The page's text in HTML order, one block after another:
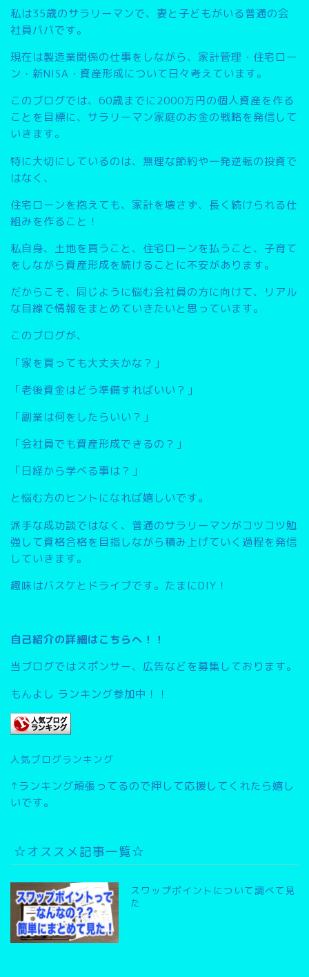
私は35歳のサラリーマンで、妻と子どもがいる普通の会
社員パパです。
現在は製造業関係の仕事をしながら、家計管理・住宅ロー
ン・新NISA・資産形成について日々考えています。
このブログでは、 60歳までに2000万円の個人資産を作る
こと を目標に、サラリーマン家庭のお金の戦略を発信して
いきます。
特に大切にしているのは、無理な節約や一発逆転の投資で
はなく、
住宅ローンを抱えても、家計を壊さず、長く続けられる仕
組みを作ること ！
私自身、土地を買うこと、住宅ローンを払うこと、子育て
をしながら資産形成を続けることに不安があります。
だからこそ、同じように悩む会社員の方に向けて、リアル
な目線で情報をまとめていきたいと思っています。
このブログが、
「家を買っても大丈夫かな？」
「老後資金はどう準備すればいい？」
「副業は何をしたらいい？」
「会社員でも資産形成できるの？」
「日経から学べる事は？」
と悩む方のヒントになれば嬉しいです。
派手な成功談ではなく、普通のサラリーマンがコツコツ勉
強して資格合格を目指しながら積み上げていく過程を発信
していきます。
趣味はバスケとドライブです。たまにDIY！
自己紹介の詳細はこちらへ！！
当ブログではスポンサー、広告などを募集しております。
もんよし ランキング参加中！！
人気ブログランキング
↑ランキング頑張ってるので押して応援してくれたら嬉し
いです。
☆オススメ記事一覧☆
スワップポイントについて調べて見
た